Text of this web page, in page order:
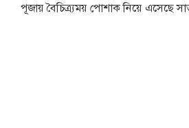
পূজায় বৈচিত্র্যময় পোশাক নিয়ে এসেছে